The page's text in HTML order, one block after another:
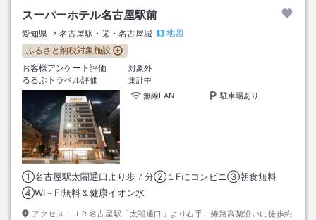
スーパーホテル名古屋駅前
愛知県 名古屋駅・栄・名古屋城
地図
ふるさと納税対象施設
お客様アンケート評価
対象外
るるぶトラベル評価
集計中
無線LAN
駐車場あり
①名古屋駅太閤通口より歩７分②１Fにコンビニ③朝食無料
④WI－FI無料＆健康イオン水
アクセス：
ＪＲ名古屋駅「太閤通口」より右手、線路高架沿いに徒歩約